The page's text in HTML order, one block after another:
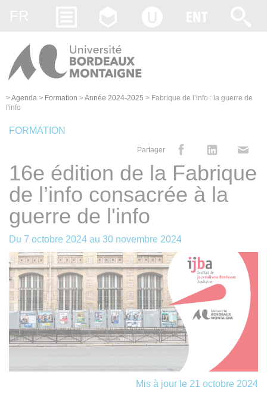
>Agenda > Formation >Année 2024-2025 > Fabrique de l’info : la guerre de
l'info
FORMATION
Partager
16e édition de la Fabrique
de l’info consacrée à la
guerre de l'info
Du 7 octobre 2024 au 30 novembre 2024
Mis à jour le 21 octobre 2024